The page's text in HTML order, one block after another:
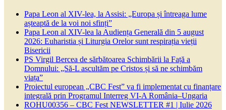
Papa Leon al XIV-lea, la Assisi: „Europa și întreaga lume
așteaptă de la voi noi sfinți”
Papa Leon al XIV-lea la Audiența Generală din 5 august
2026: Euharistia și Liturgia Orelor sunt respirația vieții
Bisericii
PS Virgil Bercea de sărbătoarea Schimbării la Față a
Domnului: „Să-L ascultăm pe Cristos și să ne schimbăm
viața”
Proiectul european „CBC Fest” va fi implementat cu finanțare
integrală prin Programul Interreg VI-A România–Ungaria
ROHU00356 – CBC Fest NEWSLETTER #1 | Iulie 2026